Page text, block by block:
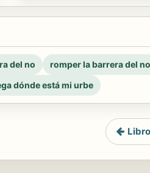
del no
romper la barrera del no
dónde está mi urbe